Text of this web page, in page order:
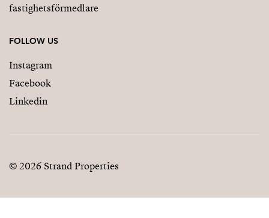
fastighetsförmedlare
FOLLOW US
Instagram
Facebook
Linkedin
© 2026 Strand Properties